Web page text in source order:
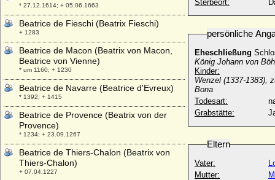
Sterbeort:
persönliche
Eheschließung
König Johann von
Kinder:
Wenzel (1337-1383),
Bona
Todesart:
Grabstätte:
Eltern
Vater:
Mutter:
* 27.12.1614; + 05.06.1663
Beatrice de Fieschi (Beatrix Fieschi)
+ 1283
Beatrice de Macon (Beatrix von Macon,
Beatrice von Vienne)
* um 1160; + 1230
Beatrice de Navarre (Beatrice d'Evreux)
* 1392; + 1415
Beatrice de Provence (Beatrix von der
Provence)
* 1234; + 23.09.1267
Beatrice de Thiers-Chalon (Beatrix von
Thiers-Chalon)
+ 07.04.1227